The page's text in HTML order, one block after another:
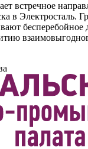
встречное
в Электросталь.
бесперебойное